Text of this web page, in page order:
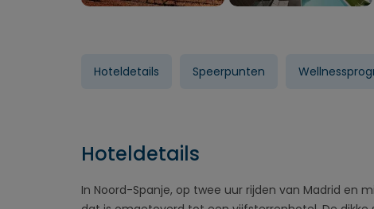
Hoteldetails Speerpunten
Hoteldetails
In Noord-Spanje, op twee uur rijden van Madrid en